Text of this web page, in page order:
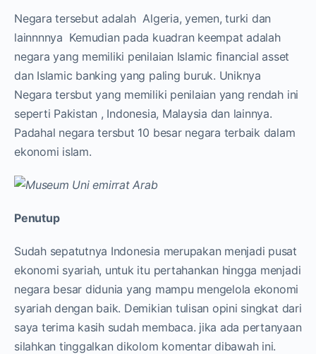
Negara tersebut adalah Algeria, yemen, turki dan
lainnnnya Kemudian pada kuadran keempat adalah
negara yang memiliki penilaian Islamic financial asset
dan Islamic banking yang paling buruk. Uniknya
Negara tersbut yang memiliki penilaian yang rendah ini
seperti Pakistan , Indonesia, Malaysia dan lainnya.
Padahal negara tersbut 10 besar negara terbaik dalam
ekonomi islam.
Penutup
Sudah sepatutnya Indonesia merupakan menjadi pusat
ekonomi syariah, untuk itu pertahankan hingga menjadi
negara besar didunia yang mampu mengelola ekonomi
syariah dengan baik. Demikian tulisan opini singkat dari
saya terima kasih sudah membaca. jika ada pertanyaan
silahkan tinggalkan dikolom komentar dibawah ini.